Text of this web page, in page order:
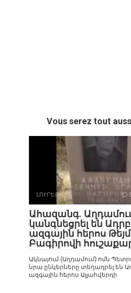
Vous serez tout
ԼՈՒՐԵՐ
Ահազանգ.
կանգնեցրել են
ազգային հերոս
Բագիրովի
Ակնայում (Աղդամում) ոմն
նրա ընկերները տեղադրել են
ազգային հերոս Ալլահվերդի